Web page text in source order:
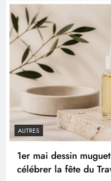
AUTRES
1er mai dessin
célébrer la fête du